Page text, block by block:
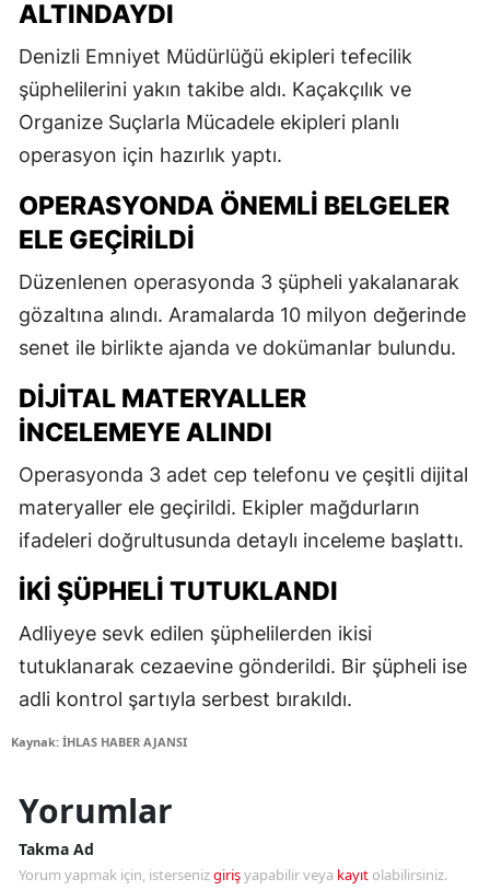
ALTINDAYDI
Denizli Emniyet Müdürlüğü ekipleri tefecilik
şüphelilerini yakın takibe aldı. Kaçakçılık ve
Organize Suçlarla Mücadele ekipleri planlı
operasyon için hazırlık yaptı.
OPERASYONDA ÖNEMLI BELGELER
ELE GEÇIRILDI
Düzenlenen operasyonda 3 şüpheli yakalanarak
gözaltına alındı. Aramalarda 10 milyon değerinde
senet ile birlikte ajanda ve dokümanlar bulundu.
DIJITAL MATERYALLER
INCELEMEYE ALINDI
Operasyonda 3 adet cep telefonu ve çeşitli dijital
materyaller ele geçirildi. Ekipler mağdurların
ifadeleri doğrultusunda detaylı inceleme başlattı.
İKI ŞÜPHELI TUTUKLANDI
Adliyeye sevk edilen şüphelilerden ikisi
tutuklanarak cezaevine gönderildi. Bir şüpheli ise
adli kontrol şartıyla serbest bırakıldı.
Kaynak: İHLAS HABER AJANSI
Yorumlar
Takma Ad
Yorum yapmak için, istersenizgirişyapabilir veya kayıt olabilirsiniz.